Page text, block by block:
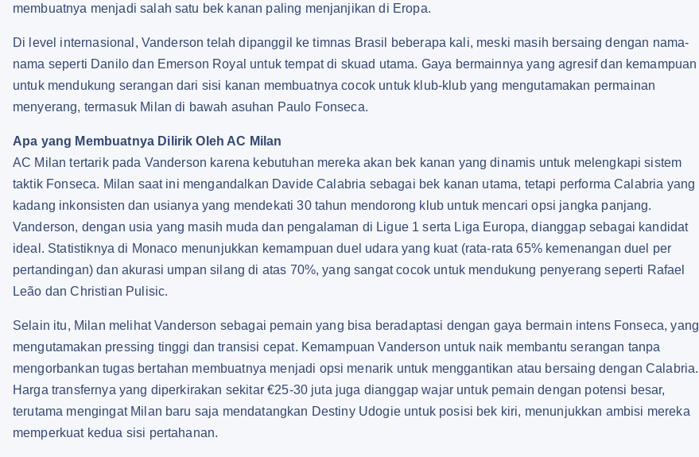
membuatnya menjadi salah satu bek kanan paling menjanjikan di Eropa.
Di level internasional, Vanderson telah dipanggil ke timnas Brasil beberapa kali, meski masih bersaing dengan nama-
nama seperti Danilo dan Emerson Royal untuk tempat di skuad utama. Gaya bermainnya yang agresif dan kemampuan
untuk mendukung serangan dari sisi kanan membuatnya cocok untuk klub-klub yang mengutamakan permainan
menyerang, termasuk Milan di bawah asuhan Paulo Fonseca.
Apa yang Membuatnya Dilirik Oleh AC Milan
AC Milan tertarik pada Vanderson karena kebutuhan mereka akan bek kanan yang dinamis untuk melengkapi sistem
taktik Fonseca. Milan saat ini mengandalkan Davide Calabria sebagai bek kanan utama, tetapi performa Calabria yang
kadang inkonsisten dan usianya yang mendekati 30 tahun mendorong klub untuk mencari opsi jangka panjang.
Vanderson, dengan usia yang masih muda dan pengalaman di Ligue 1 serta Liga Europa, dianggap sebagai kandidat
ideal. Statistiknya di Monaco menunjukkan kemampuan duel udara yang kuat (rata-rata 65% kemenangan duel per
pertandingan) dan akurasi umpan silang di atas 70%, yang sangat cocok untuk mendukung penyerang seperti Rafael
Leão dan Christian Pulisic.
Selain itu, Milan melihat Vanderson sebagai pemain yang bisa beradaptasi dengan gaya bermain intens Fonseca, yang
mengutamakan pressing tinggi dan transisi cepat. Kemampuan Vanderson untuk naik membantu serangan tanpa
mengorbankan tugas bertahan membuatnya menjadi opsi menarik untuk menggantikan atau bersaing dengan Calabria.
Harga transfernya yang diperkirakan sekitar €25-30 juta juga dianggap wajar untuk pemain dengan potensi besar,
terutama mengingat Milan baru saja mendatangkan Destiny Udogie untuk posisi bek kiri, menunjukkan ambisi mereka
memperkuat kedua sisi pertahanan.